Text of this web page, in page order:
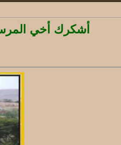
أشكرك أخي